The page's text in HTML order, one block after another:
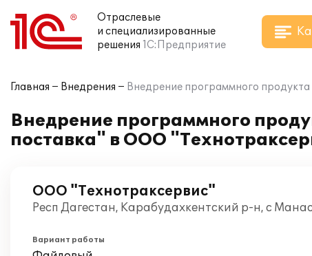
Отраслевые
и специализированные
решения 1С:Предприятие
Главная Внедрения Внедрение программного
Внедрение программного
поставка" в ООО
ООО "Технотраксервис"
Респ Дагестан, Карабудахкентский р-н, с
Вариант работы